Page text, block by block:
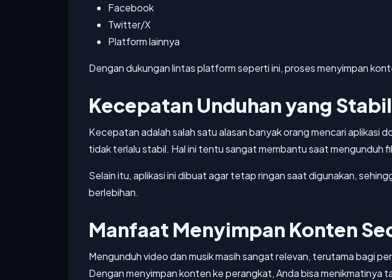
Facebook
Twitter/X
Platform lainnya
Dengan dukungan lintas platform seperti ini, proses menyimpan
Kecepatan Unduhan yang Stabil
Kecepatan adalah salah satu alasan banyak orang mencari aplikasi
tidak terlalu stabil. Hal ini tentu sangat membantu saat mengunduh
Selain itu, aplikasi ini dibuat agar tetap ringan saat digunakan,
berlebihan.
Manfaat Menyimpan Konten
Mengunduh video dan musik masih sangat relevan, terutama bagi
Dengan menyimpan konten ke perangkat, Anda bisa